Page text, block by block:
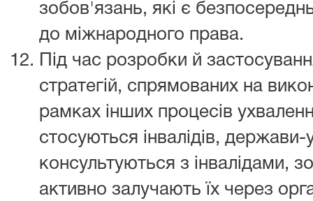
зобов'язань, які є
до міжнародного права.
Під час розробки й
стратегій, спрямованих на
рамках інших процесів
стосуються інвалідів, держави-
консультуються з інвалідами,
активно залучають їх через